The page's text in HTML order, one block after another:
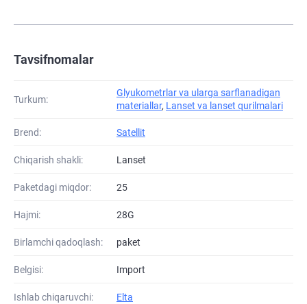
Tavsifnomalar
Turkum:
Glyukometrlar va ularga sarflanadigan
materiallar, Lanset va lanset qurilmalari
Brend: Satellit
Chiqarish shakli: Lanset
Paketdagi miqdor: 25
Hajmi: 28G
Birlamchi qadoqlash: paket
Belgisi: Import
Ishlab chiqaruvchi: Elta